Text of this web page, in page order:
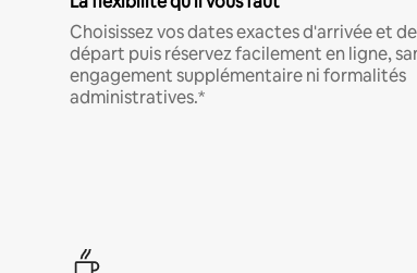
Choisissez vos dates exactes d'arrivée et de
départ puis réservez facilement en ligne,
engagement supplémentaire ni formalités
administratives.*